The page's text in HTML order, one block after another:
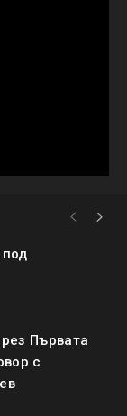
Първата
с